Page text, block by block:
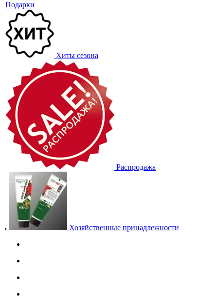
Подарки
Хиты сезона
Распродажа
Хозяйственные принадлежности